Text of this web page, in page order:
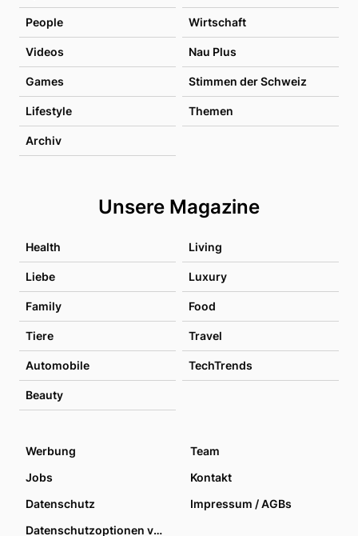
People Wirtschaft
Videos Nau Plus
Games Stimmen der Schweiz
Lifestyle Themen
Archiv
Unsere Magazine
Health Living
Liebe Luxury
Family Food
Tiere Travel
Automobile TechTrends
Beauty
Werbung
Team
Jobs
Kontakt
Datenschutz
Impressum / AGBs
Datenschutzoptionen verwalten